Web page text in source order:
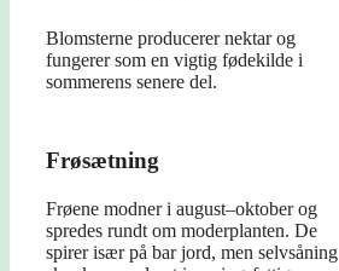
Blomsterne producerer nektar og
fungerer som en vigtig fødekilde i
sommerens senere del.
Frøsætning
Frøene modner i august–oktober og
spredes rundt om moderplanten. De
spirer især på bar jord, men selvsåning